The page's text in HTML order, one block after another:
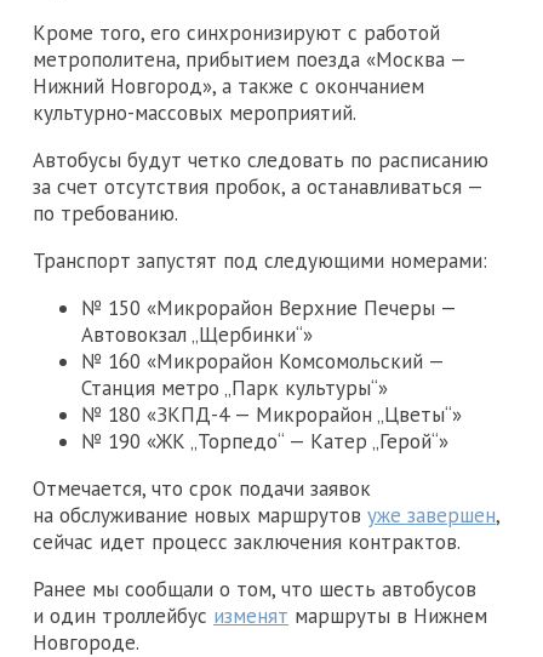
Кроме того, его синхронизируют с работой
метрополитена, прибытием поезда «Москва —
Нижний Новгород», а также с окончанием
культурно-массовых мероприятий.
Автобусы будут четко следовать по расписанию
за счет отсутствия пробок, а останавливаться —
по требованию.
Транспорт запустят под следующими номерами:
№ 150 «Микрорайон Верхние Печеры —
Автовокзал „Щербинки“»
№ 160 «Микрорайон Комсомольский —
Станция метро „Парк культуры“»
№ 180 «ЗКПД-4 — Микрорайон „Цветы“»
№ 190 «ЖК „Торпедо“ — Катер „Герой“»
Отмечается, что срок подачи заявок
на обслуживание новых маршрутов уже завершен,
сейчас идет процесс заключения контрактов.
Ранее мы сообщали о том, что шесть автобусов
и один троллейбус изменят маршруты в Нижнем
Новгороде.